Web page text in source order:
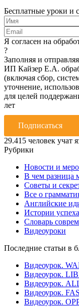
Бесплатные уроки и
Я согласен на
?
Заполняя и
ИП Кайзер Е.А.
(включая сбор,
уточнение,
для целей
лет
Подписаться
29.415 человек учат
Рубрики
Новости и
В чем разница
Советы и
Все о
Английские
Истории успеха
Словарь
Видеоуроки
Последние статьи в
Видеоурок.
Видеоурок.
Видеоурок.
Видеоурок.
Видеоурок.